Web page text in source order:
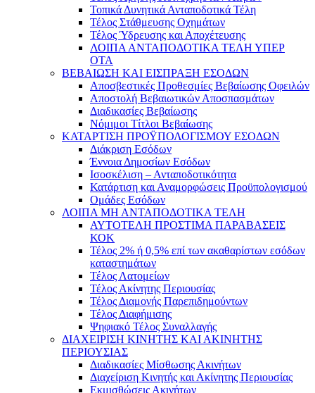
Τοπικά Δυνητικά Ανταποδοτικά Τέλη
Τέλος Στάθμευσης Οχημάτων
Τέλος Ύδρευσης και Αποχέτευσης
ΛΟΙΠΑ ΑΝΤΑΠΟΔΟΤΙΚΑ ΤΕΛΗ ΥΠΕΡ
ΟΤΑ
ΒΕΒΑΙΩΣΗ ΚΑΙ ΕΙΣΠΡΑΞΗ ΕΣΟΔΩΝ
Αποσβεστικές Προθεσμίες Βεβαίωσης Οφειλών
Αποστολή Βεβαιωτικών Αποσπασμάτων
Διαδικασίες Βεβαίωσης
Νόμιμοι Τίτλοι Βεβαίωσης
ΚΑΤΑΡΤΙΣΗ ΠΡΟΫΠΟΛΟΓΙΣΜΟΥ ΕΣΟΔΩΝ
Διάκριση Εσόδων
Έννοια Δημοσίων Εσόδων
Ισοσκέλιση – Ανταποδοτικότητα
Κατάρτιση και Αναμορφώσεις Προϋπολογισμού
Ομάδες Εσόδων
ΛΟΙΠΑ ΜΗ ΑΝΤΑΠΟΔΟΤΙΚΑ ΤΕΛΗ
ΑΥΤΟΤΕΛΗ ΠΡΟΣΤΙΜΑ ΠΑΡΑΒΑΣΕΙΣ
ΚΟΚ
Τέλος 2% ή 0,5% επί των ακαθαρίστων εσόδων
καταστημάτων
Τέλος Λατομείων
Τέλος Ακίνητης Περιουσίας
Τέλος Διαμονής Παρεπιδημούντων
Τέλος Διαφήμισης
Ψηφιακό Τέλος Συναλλαγής
ΔΙΑΧΕΙΡΙΣΗ ΚΙΝΗΤΗΣ ΚΑΙ ΑΚΙΝΗΤΗΣ
ΠΕΡΙΟΥΣΙΑΣ
Διαδικασίες Μίσθωσης Ακινήτων
Διαχείριση Κινητής και Ακίνητης Περιουσίας
Εκμισθώσεις Ακινήτων